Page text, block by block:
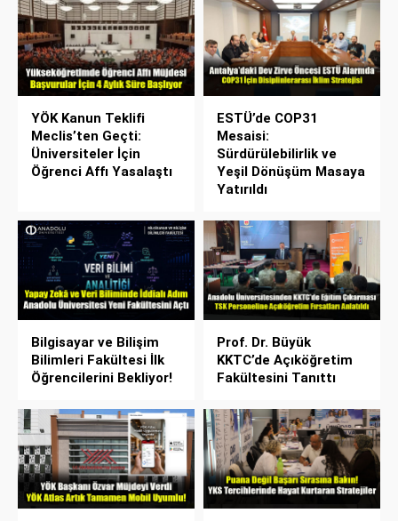
YÖK Kanun Teklifi
Meclis’ten Geçti:
Üniversiteler İçin
Öğrenci Affı Yasalaştı
ESTÜ’de COP31
Mesaisi:
Sürdürülebilirlik ve
Yeşil Dönüşüm Masaya
Yatırıldı
Bilgisayar ve Bilişim
Bilimleri Fakültesi İlk
Öğrencilerini Bekliyor!
Prof. Dr. Büyük
KKTC’de Açıköğretim
Fakültesini Tanıttı